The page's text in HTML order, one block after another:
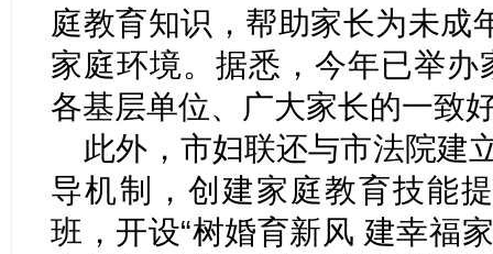
庭教育知识，帮助家长为未成
家庭环境。据悉，今年已举
各基层单位、广大家长的一致
此外，市妇联还与市法院建
导机制，创建家庭教育技能
班，开设“树婚育新风 建幸福